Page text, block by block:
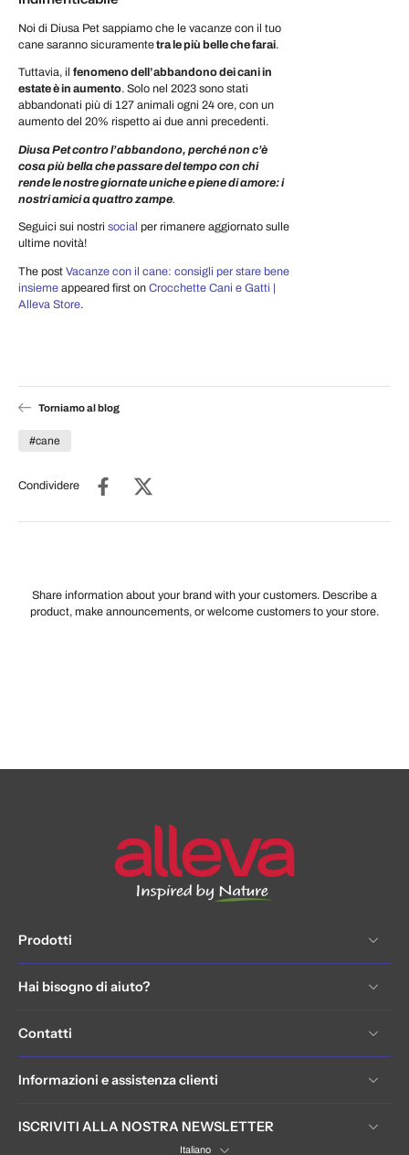
Noi di Diusa Pet sappiamo che le vacanze con il tuo
cane saranno sicuramentetra le più belle che farai.
Tuttavia, il fenomeno dell’abbandono dei cani in
estate è in aumento. Solo nel 2023 sono stati
abbandonati più di 127 animali ogni 24 ore, con un
aumento del 20% rispetto ai due anni precedenti.
Diusa Pet contro l’abbandono, perché non c’è
cosa più bella che passare del tempo con chi
rende le nostre giornate uniche e piene di amore: i
nostri amici a quattro zampe.
Seguici sui nostri social per rimanere aggiornato sulle
ultime novità!
The post Vacanze con il cane: consigli per stare bene
insieme appeared first on Crocchette Cani e Gatti |
Alleva Store.
Torniamo al blog
#cane
Condividere
Share information about your brand with your customers. Describe a
product, make announcements, or welcome customers to your store.
Prodotti
Hai bisogno di aiuto?
Contatti
Informazioni e assistenza clienti
ISCRIVITI ALLA NOSTRA NEWSLETTER
Italiano